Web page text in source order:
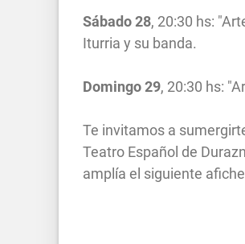
Sábado 28, 20:30 hs:
Iturria y su banda.
Domingo 29, 20:30 hs:
Te invitamos a
Teatro Español de
amplía el siguiente